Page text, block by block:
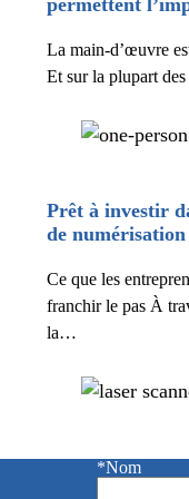
permettent
La main-d’œuvre
Et sur la plupart
Prêt à investir
de numérisation
Ce que les
franchir le pas À
la…
*Nom